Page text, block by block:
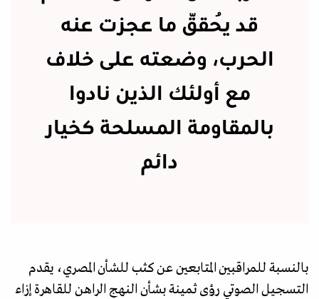
قد يُحقّق ما عجزت عنه
الحرب، وضعته على خلاف
مع أولئك الذين نادوا
بالمقاومة المسلحة كخيار
دائم
بالنسبة للمراقبين المتابعين عن كثب للشأن المصري، يقدم
التسجيل الصوتي رؤى ثمينة بشأن النهج الراهن للقاهرة إزاء